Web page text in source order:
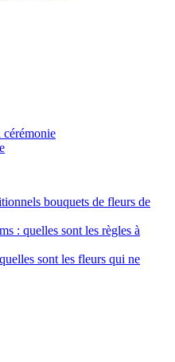
bouquets de fleurs de
: quelles sont les règles à
sont les fleurs qui ne